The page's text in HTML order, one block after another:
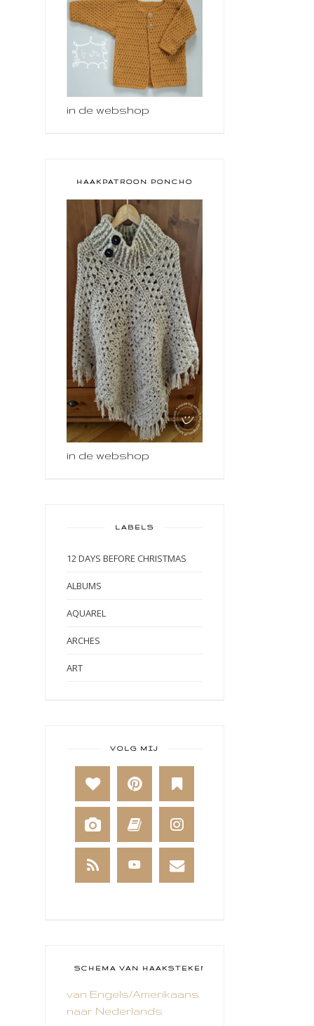
in de webshop
HAAKPATROON PONCHO
in de webshop
LABELS
12 DAYS BEFORE CHRISTMAS
ALBUMS
AQUAREL
ARCHES
ART
BAKKEN
BEESTENBOEL
BOEKEN
BREIEN
CAMEO 4
CARDS ONLY
VOLG MIJ
SCHEMA VAN HAAKSTEKEN
van Engels/Amerikaans
naar Nederlands